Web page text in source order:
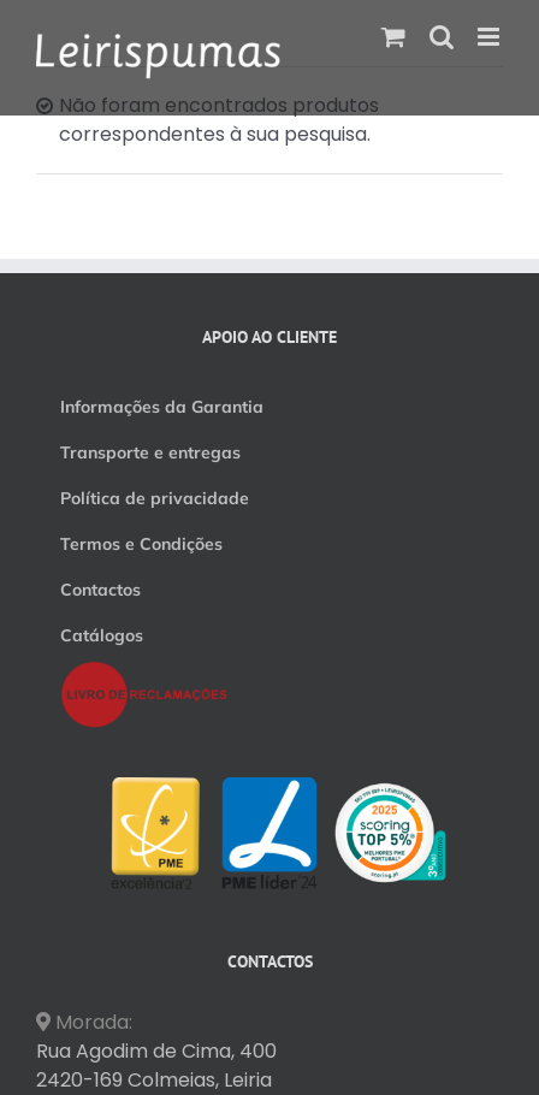
content
Não foram encontrados produtos
correspondentes à sua pesquisa.
APOIO AO CLIENTE
Informações da Garantia
Transporte e entregas
Política de privacidade
Termos e Condições
Contactos
Catálogos
CONTACTOS
Morada:
Rua Agodim de Cima, 400
2420-169 Colmeias, Leiria